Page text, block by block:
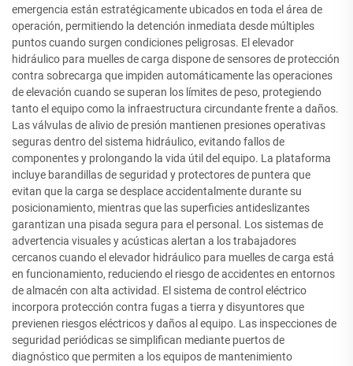
emergencia están estratégicamente ubicados en toda el área de
operación, permitiendo la detención inmediata desde múltiples
puntos cuando surgen condiciones peligrosas. El elevador
hidráulico para muelles de carga dispone de sensores de protección
contra sobrecarga que impiden automáticamente las operaciones
de elevación cuando se superan los límites de peso, protegiendo
tanto el equipo como la infraestructura circundante frente a daños.
Las válvulas de alivio de presión mantienen presiones operativas
seguras dentro del sistema hidráulico, evitando fallos de
componentes y prolongando la vida útil del equipo. La plataforma
incluye barandillas de seguridad y protectores de puntera que
evitan que la carga se desplace accidentalmente durante su
posicionamiento, mientras que las superficies antideslizantes
garantizan una pisada segura para el personal. Los sistemas de
advertencia visuales y acústicas alertan a los trabajadores
cercanos cuando el elevador hidráulico para muelles de carga está
en funcionamiento, reduciendo el riesgo de accidentes en entornos
de almacén con alta actividad. El sistema de control eléctrico
incorpora protección contra fugas a tierra y disyuntores que
previenen riesgos eléctricos y daños al equipo. Las inspecciones de
seguridad periódicas se simplifican mediante puertos de
diagnóstico que permiten a los equipos de mantenimiento